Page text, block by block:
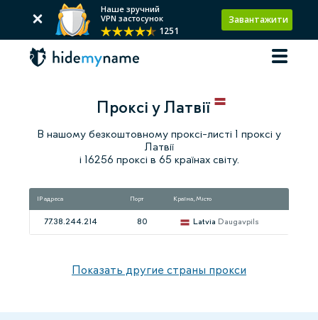
Наше зручний
VPN застосунок
1251
Завантажити
Проксі у Латвії
В нашому безкоштовному проксі-листі 1 проксі у
Латвії
і 16256 проксі в 65 країнах світу.
IP адреса Порт Країна, Місто
77.38.244.214 80 Latvia Daugavpils
Показать другие страны прокси